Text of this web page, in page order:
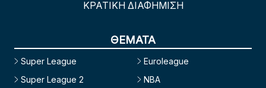
ΚΡΑΤΙΚΗ ΔΙΑΦΗΜΙΣΗ
ΘΕΜΑΤΑ
Super League
Super League 2
Euroleague
NBA